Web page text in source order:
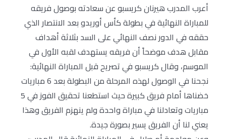
أعرب المدرب هيرنان كريسبو عن سعادته بوصول فريقه
للمباراة النهائية في بطولة كأس أوريدو بعد الانتصار الذي
حققه في الدور نصف النهائي على السد بثلاثة أهداف
مقابل هدف موضحاً أن فريقه يستهدف لقبه الأول في
الموسم، وقال كريسبو في تصريح قبل المباراة النهائية:
نجحنا في الوصول لهذه المرحلة من البطولة بعد 6 مباريات
خضناها أمام فريق كبيرة حيث استطعنا تحقيق الفوز في 5
مباريات وتعادلنا في مباراة واحدة ولم ينهزم الفريق وهذا
يعني لنا أن الفريق يسير بصورة جيدة.